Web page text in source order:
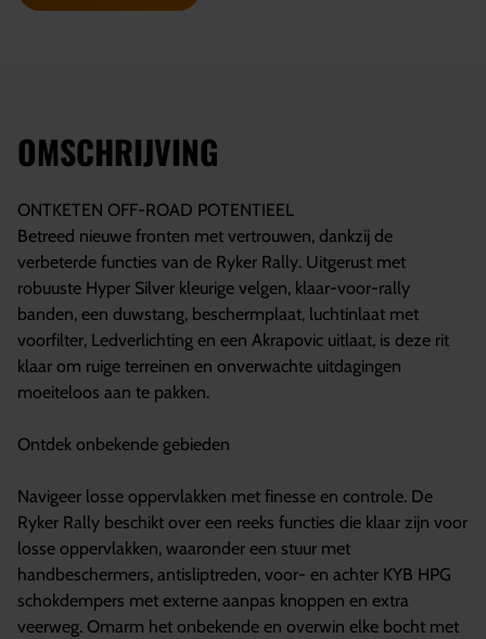
OMSCHRIJVING
ONTKETEN OFF-ROAD POTENTIEEL
Betreed nieuwe fronten met vertrouwen, dankzij de
verbeterde functies van de Ryker Rally. Uitgerust met
robuuste Hyper Silver kleurige velgen, klaar-voor-rally
banden, een duwstang, beschermplaat, luchtinlaat met
voorfilter, Ledverlichting en een Akrapovic uitlaat, is deze rit
klaar om ruige terreinen en onverwachte uitdagingen
moeiteloos aan te pakken.
Ontdek onbekende gebieden
Navigeer losse oppervlakken met finesse en controle. De
Ryker Rally beschikt over een reeks functies die klaar zijn voor
losse oppervlakken, waaronder een stuur met
handbeschermers, antisliptreden, voor- en achter KYB HPG
schokdempers met externe aanpas knoppen en extra
veerweg. Omarm het onbekende en overwin elke bocht met